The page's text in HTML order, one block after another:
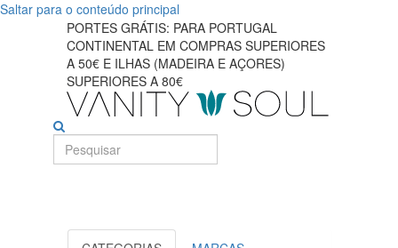
Saltar para o conteúdo principal
Explore
ofertas
incríveis
pacotes
PORTES GRÁTIS: PARA PORTUGAL
CONTINENTAL EM COMPRAS SUPERIORES
A 50€ E ILHAS (MADEIRA E AÇORES)
SUPERIORES A 80€